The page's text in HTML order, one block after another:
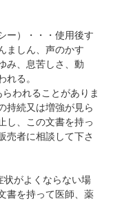
ー）・・・使用後す
ましん、声のかす
み、息苦しさ、動
れる。
われることがありま
持続又は増強が見ら
し、この文書を持っ
売者に相談して下さ
状がよくならない場
書を持って医師、薬